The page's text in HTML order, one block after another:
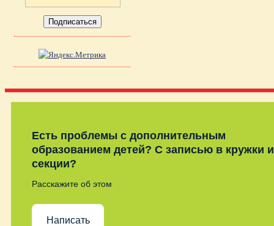
Есть проблемы с дополнительным
образованием детей? С записью в кружки и
секции?
Расскажите об этом
Написать